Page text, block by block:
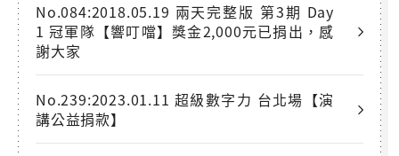
No.084:2018.05.19 兩天完整版 第3期 Day
1 冠軍隊【響叮噹】獎金2,000元已捐出，感
謝大家
No.239:2023.01.11 超級數字力 台北場【演
講公益捐款】